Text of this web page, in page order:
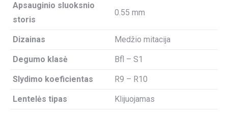
Apsauginio sluoksnio
storis
0.55 mm
Dizainas Medžio mitacija
Degumo klasė Bfl – S1
Slydimo koeficientas R9 – R10
Lentelės tipas Klijuojamas